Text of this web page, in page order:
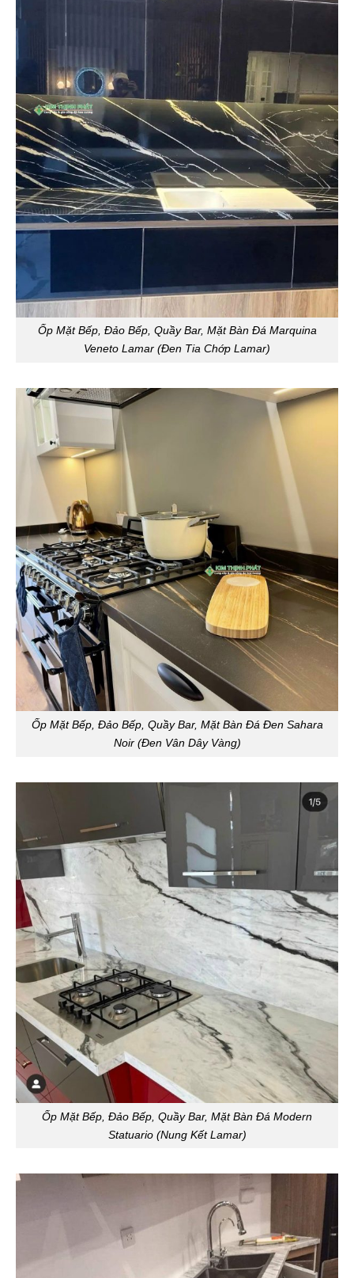
Ốp Mặt Bếp, Đảo Bếp, Quầy Bar, Mặt Bàn Đá Marquina
Veneto Lamar (Đen Tia Chớp Lamar)
Ốp Mặt Bếp, Đảo Bếp, Quầy Bar, Mặt Bàn Đá Đen Sahara
Noir (Đen Vân Dây Vàng)
Ốp Mặt Bếp, Đảo Bếp, Quầy Bar, Mặt Bàn Đá Modern
Statuario (Nung Kết Lamar)